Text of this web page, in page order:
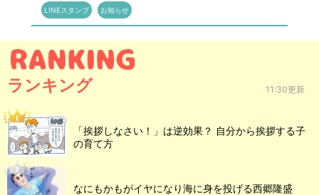
LINEスタンプ お知らせ
ランキング 11:30更新
「挨拶しなさい！」は逆効果？ 自分から挨拶する子
の育て方
なにもかもがイヤになり海に身を投げる西郷隆盛